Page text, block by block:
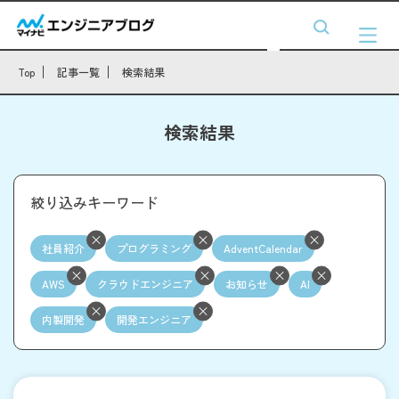
Top 記事一覧 検索結果
検索結果
絞り込みキーワード
社員紹介 プログラミング AdventCalendar
AWS クラウドエンジニア お知らせ AI
内製開発 開発エンジニア